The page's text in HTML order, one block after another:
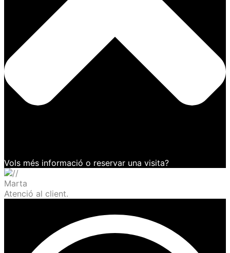
Vols més informació o reservar una visita?
Marta
Atenció al client.